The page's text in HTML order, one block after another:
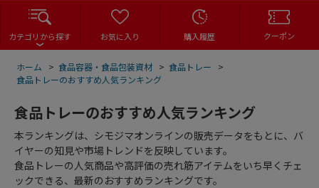
カテゴリから探す お気に入り 購入履歴 クーポン
ホーム > 食品容器・食品包装資材 > 食品トレー
>
食品トレーのおすすめ人気ランキング
食品トレーのおすすめ人気ランキング
本ランキングは、シモジマオンラインの販売データをもとに、バ
イヤーの知見や市場トレンドを反映しています。
食品トレーの人気商品や高評価の売れ筋アイテムをいち早くチェ
ックできる、最新のおすすめランキングです。